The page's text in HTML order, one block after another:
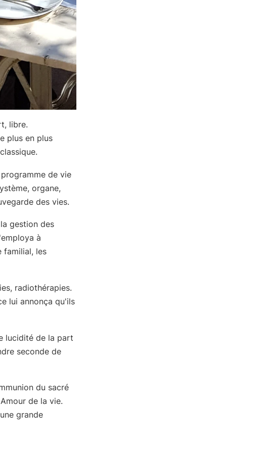
libre.
plus en plus
de vie
organe,
des vies.
gestion des
à
familial, les
radiothérapies.
lui annonça qu'ils
lucidité de la part
seconde de
du sacré
de la vie.
grande